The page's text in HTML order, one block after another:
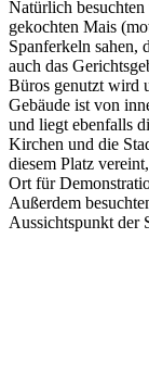
Natürlich
gekochten Mais
Spanferkeln sahen,
auch das
Büros genutzt wird
Gebäude ist von
und liegt ebenfalls
Kirchen und die
diesem Platz
Ort für
Außerdem
Aussichtspunkt der